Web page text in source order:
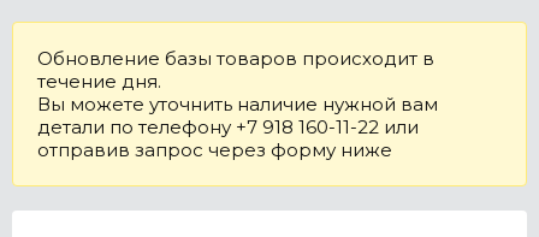
Обновление базы товаров происходит в
течение дня.
Вы можете уточнить наличие нужной вам
детали по телефону +7 918 160-11-22 или
отправив запрос через форму ниже